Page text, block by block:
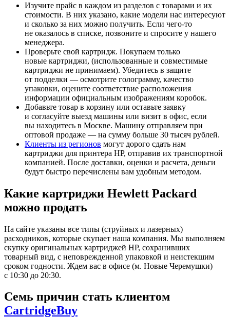
Изучите прайс в каждом из разделов с товарами и их
стоимости. В них указано, какие модели нас интересуют
и сколько за них можно получить. Если чего-то
не оказалось в списке, позвоните и спросите у нашего
менеджера.
Проверьте свой картридж. Покупаем только
новые картриджи, (использованные и совместимые
картриджи не принимаем). Убедитесь в защите
от подделки — осмотрите голограмму, качество
упаковки, оцените соответствие расположения
информации официальным изображениям коробок.
Добавьте товар в корзину или оставьте заявку
и согласуйте выезд машины или визит в офис, если
вы находитесь в Москве. Машину отправляем при
оптовой продаже — на сумму больше 30 тысяч рублей.
Клиенты из регионов могут дорого сдать нам
картриджи для принтера HP, отправив их транспортной
компанией. После доставки, оценки и расчета, деньги
будут быстро перечислены вам удобным методом.
Какие картриджи Hewlett Packard
можно продать
На сайте указаны все типы (струйных и лазерных)
расходников, которые скупает наша компания. Мы выполняем
скупку оригинальных картриджей HP, сохранивших
товарный вид, с неповрежденной упаковкой и неистекшим
сроком годности. Ждем вас в офисе (м. Новые Черемушки)
с 10:30 до 20:30.
Семь причин стать клиентом
CartridgeBuy